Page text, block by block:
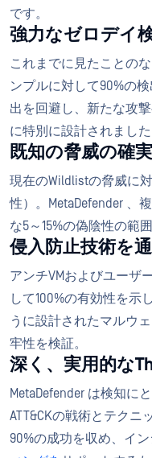
です。
強力なゼロデイ
これまでに見たことの
ンプルに対して90%の
出を回避し、新たな攻
に特別に設計されました
既知の脅威の確
現在のWildlistの脅威に
性）。MetaDefender 、
な5～15%の偽陰性の範
侵入防止技術を
アンチVMおよびユーザ
して100%の有効性を示
うに設計されたマルウ
牢性を検証。
深く、実用的な
MetaDefender は検知に
ATT&CKの戦術とテク
90%の成功を収め、イ